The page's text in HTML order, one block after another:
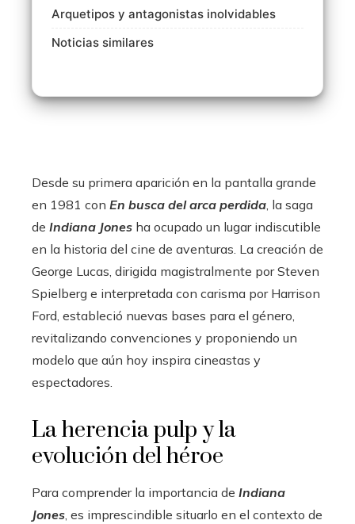
Arquetipos y antagonistas inolvidables
Noticias similares
Desde su primera aparición en la pantalla grande
en 1981 con En busca del arca perdida, la saga
de Indiana Jones ha ocupado un lugar indiscutible
en la historia del cine de aventuras. La creación de
George Lucas, dirigida magistralmente por Steven
Spielberg e interpretada con carisma por Harrison
Ford, estableció nuevas bases para el género,
revitalizando convenciones y proponiendo un
modelo que aún hoy inspira cineastas y
espectadores.
La herencia pulp y la
evolución del héroe
Para comprender la importancia de Indiana
Jones, es imprescindible situarlo en el contexto de